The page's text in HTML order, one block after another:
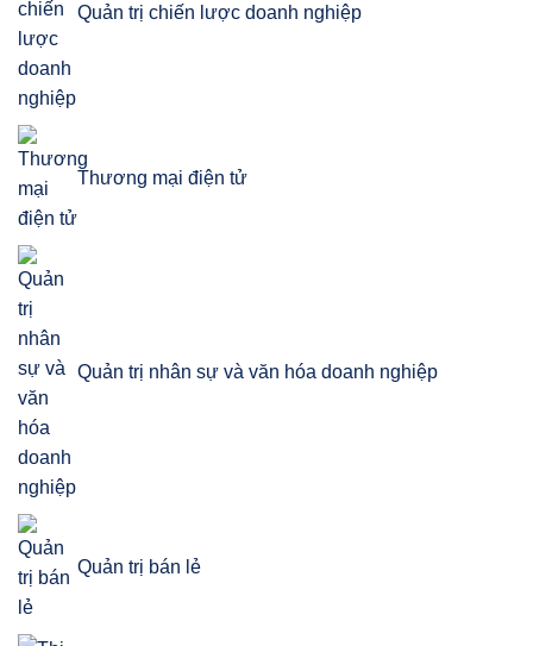
Quản trị chiến lược doanh nghiệp
Thương mại điện tử
Quản trị nhân sự và văn hóa doanh nghiệp
Quản trị bán lẻ